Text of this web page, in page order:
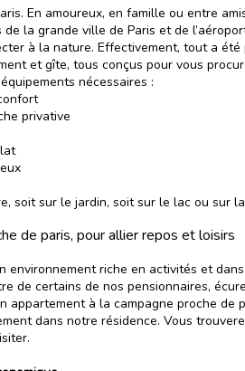
En amoureux, en famille ou entre
la grande ville de Paris et de
à la nature. Effectivement, tout a
et gîte, tous conçus pour vous
nécessaires :
privative
soit sur le jardin, soit sur le lac ou sur
de paris, pour allier repos et loisirs
environnement riche en activités et
de certains de nos pensionnaires,
à la campagne proche de
dans notre résidence. Vous